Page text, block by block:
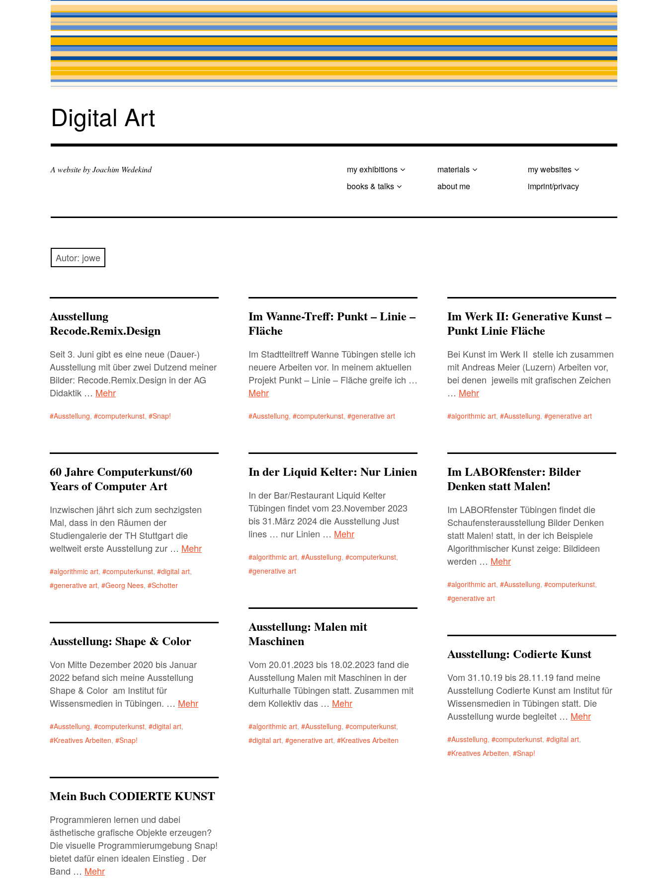
Digital Art
A website by Joachim Wedekind
my exhibitions
books & talks
materials
about me
my websites
imprint/privacy
Autor: jowe
Ausstellung
Recode.Remix.Design
Seit 3. Juni gibt es eine neue (Dauer-)
Ausstellung mit über zwei Dutzend meiner
Bilder: Recode.Remix.Design in der AG
Didaktik … Mehr
Ausstellung, computerkunst, Snap!
Im Wanne-Treff: Punkt – Linie –
Fläche
Im Stadtteiltreff Wanne Tübingen stelle ich
neuere Arbeiten vor. In meinem aktuellen
Projekt Punkt – Linie – Fläche greife ich …
Mehr
Ausstellung, computerkunst, generative art
Im Werk II: Generative Kunst –
Punkt Linie Fläche
Bei Kunst im Werk II stelle ich zusammen
mit Andreas Meier (Luzern) Arbeiten vor,
bei denen jeweils mit grafischen Zeichen
… Mehr
algorithmic art, Ausstellung, generative art
60 Jahre Computerkunst/60
Years of Computer Art
Inzwischen jährt sich zum sechzigsten
Mal, dass in den Räumen der
Studiengalerie der TH Stuttgart die
weltweit erste Ausstellung zur … Mehr
algorithmic art, computerkunst, digital art,
generative art, Georg Nees, Schotter
In der Liquid Kelter: Nur Linien
In der Bar/Restaurant Liquid Kelter
Tübingen findet vom 23.November 2023
bis 31.März 2024 die Ausstellung Just
lines … nur Linien … Mehr
algorithmic art, Ausstellung, computerkunst,
generative art
Im LABORfenster: Bilder
Denken statt Malen!
Im LABORfenster Tübingen findet die
Schaufensterausstellung Bilder Denken
statt Malen! statt, in der ich Beispiele
Algorithmischer Kunst zeige: Bildideen
werden … Mehr
algorithmic art, Ausstellung, computerkunst,
generative art
Ausstellung: Malen mit
Maschinen
Vom 20.01.2023 bis 18.02.2023 fand die
Ausstellung Malen mit Maschinen in der
Kulturhalle Tübingen statt. Zusammen mit
dem Kollektiv das … Mehr
algorithmic art, Ausstellung, computerkunst,
digital art, generative art, Kreatives Arbeiten
Ausstellung: Shape & Color
Von Mitte Dezember 2020 bis Januar
2022 befand sich meine Ausstellung
Shape & Color am Institut für
Wissensmedien in Tübingen. … Mehr
Ausstellung, computerkunst, digital art,
Kreatives Arbeiten, Snap!
Ausstellung: Codierte Kunst
Vom 31.10.19 bis 28.11.19 fand meine
Ausstellung Codierte Kunst am Institut für
Wissensmedien in Tübingen statt. Die
Ausstellung wurde begleitet … Mehr
Ausstellung, computerkunst, digital art,
Kreatives Arbeiten, Snap!
Mein Buch CODIERTE KUNST
Programmieren lernen und dabei
ästhetische grafische Objekte erzeugen?
Die visuelle Programmierumgebung Snap!
bietet dafür einen idealen Einstieg . Der
Band … Mehr